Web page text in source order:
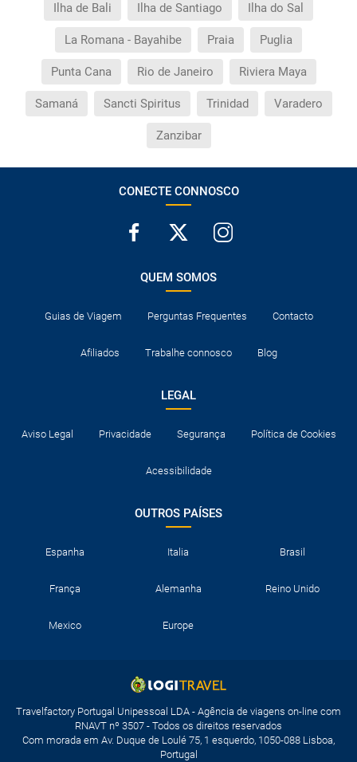
Ilha de Bali Ilha de Santiago Ilha do Sal
La Romana - Bayahibe Praia Puglia
Punta Cana Rio de Janeiro Riviera Maya
Samaná Sancti Spiritus Trinidad Varadero
Zanzibar
CONECTE CONNOSCO
QUEM SOMOS
Guias de Viagem Perguntas Frequentes Contacto
Afiliados Trabalhe connosco Blog
LEGAL
Aviso Legal Privacidade Segurança Política de Cookies
Acessibilidade
OUTROS PAÍSES
Espanha Italia Brasil
França Alemanha Reino Unido
Mexico Europe
Travelfactory Portugal Unipessoal LDA - Agência de viagens on-line com
RNAVT nº 3507 - Todos os direitos reservados
Com morada em Av. Duque de Loulé 75, 1 esquerdo, 1050-088 Lisboa,
Portugal